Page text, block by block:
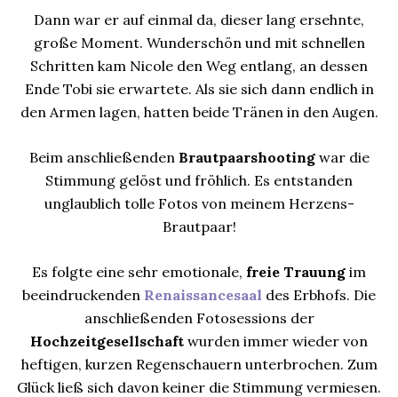
Dann war er auf einmal da, dieser lang ersehnte,
große Moment. Wunderschön und mit schnellen
Schritten kam Nicole den Weg entlang, an dessen
Ende Tobi sie erwartete. Als sie sich dann endlich in
den Armen lagen, hatten beide Tränen in den Augen.
Beim anschließenden Brautpaarshooting war die
Stimmung gelöst und fröhlich. Es entstanden
unglaublich tolle Fotos von meinem Herzens-
Brautpaar!
Es folgte eine sehr emotionale, freie Trauung im
beeindruckenden Renaissancesaal des Erbhofs. Die
anschließenden Fotosessions der
Hochzeitgesellschaft wurden immer wieder von
heftigen, kurzen Regenschauern unterbrochen. Zum
Glück ließ sich davon keiner die Stimmung vermiesen.